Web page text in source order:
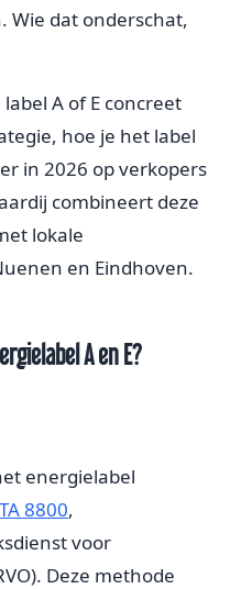
Wie dat onderschat,
A of E concreet
hoe je het label
in 2026 op verkopers
combineert deze
lokale
en Eindhoven.
A en E?
energielabel
8800,
voor
Deze methode